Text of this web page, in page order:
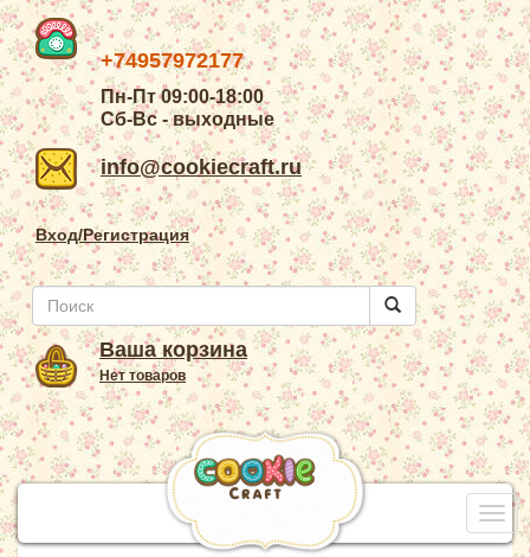
+74957972177
Пн-Пт 09:00-18:00
Сб-Вс - выходные
info@cookiecraft.ru
Вход/Регистрация
Ваша корзина
Нет товаров